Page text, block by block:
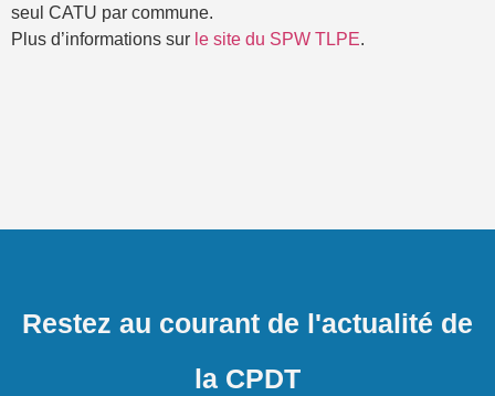
seul CATU par commune.
Plus d’informations sur le site du SPW TLPE.
Restez au courant de l'actualité de
la CPDT